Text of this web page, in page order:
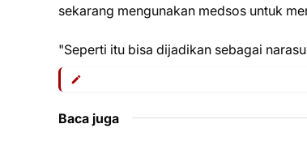
sekarang mengunakan medsos untuk
"Seperti itu bisa dijadikan sebagai
Baca juga